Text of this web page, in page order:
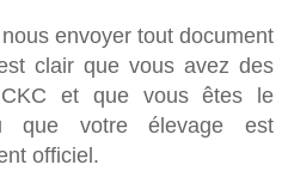
envoyer tout document
clair que vous avez des
et que vous êtes le
que votre élevage est
officiel.